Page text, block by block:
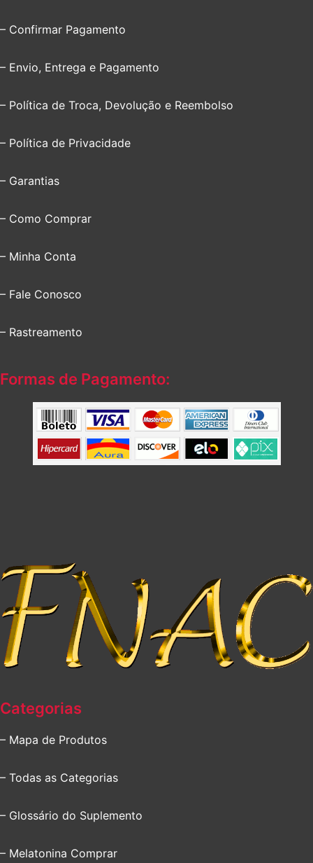
– Confirmar Pagamento
– Envio, Entrega e Pagamento
– Política de Troca, Devolução e Reembolso
– Política de Privacidade
– Garantias
– Como Comprar
– Minha Conta
– Fale Conosco
– Rastreamento
Formas de Pagamento:
Categorias
– Mapa de Produtos
– Todas as Categorias
– Glossário do Suplemento
– Melatonina Comprar